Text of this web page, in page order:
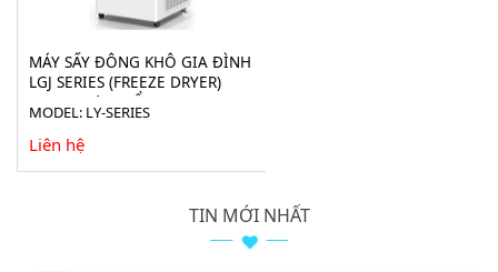
MÁY SẤY ĐÔNG KHÔ GIA ĐÌNH
LGJ SERIES (FREEZE DRYER)
CHO THỰC PHẨM
MODEL: LY-SERIES
Liên hệ
TIN MỚI NHẤT